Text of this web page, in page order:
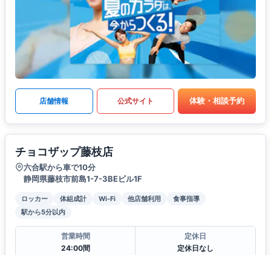
店舗情報 公式サイト 体験・相談予約
チョコザップ藤枝店
六合駅から車で10分
静岡県藤枝市前島1-7-3BEビル1F
ロッカー 体組成計 Wi-Fi 他店舗利用
食事指導
駅から5分以内
営業時間
24:00間
定休日
定休日なし